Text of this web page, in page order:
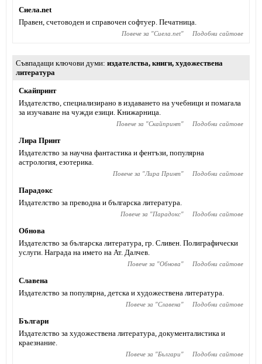
Сиела.net
Правен, счетоводен и справочен софтуер. Печатница.
Повече за "Сиела.net" Подобни сайтове
Съвпадащи ключови думи издателства, книги, художествена
литература
Скайпринт
Издателство, специализирано в издаването на учебници и помагала
за изучаване на чужди езици. Книжарница.
Повече за "Скайпринт" Подобни сайтове
Лира Принт
Издателство за научна фантастика и фентъзи, популярна
астрология, езотерика.
Повече за "Лира Принт" Подобни сайтове
Парадокс
Издателство за преводна и българска литература.
Повече за "Парадокс" Подобни сайтове
Обнова
Издателство за българска литература, гр. Сливен. Полиграфически
услуги. Награда на името на Ат. Далчев.
Повече за "Обнова" Подобни сайтове
Славена
Издателство за популярна, детска и художествена литература.
Повече за "Славена" Подобни сайтове
Българи
Издателство за художествена литература, документалистика и
краезнание.
Повече за "Българи" Подобни сайтове